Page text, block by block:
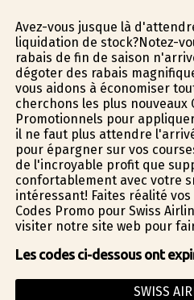
Avez-vous jusque là
liquidation de stock?Notez-
rabais de fin de saison
dégoter des rabais
vous aidons à économiser
cherchons les plus nouveaux
Promotionnels pour
il ne faut plus attendre
pour épargner sur vos
de l'incroyable profit que
confortablement avec votre
intéressant! Faites réalité
Codes Promo pour Swiss
visiter notre site web pour
Les codes ci-dessous ont
SWISS